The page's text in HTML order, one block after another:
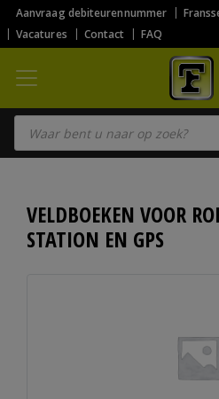
Aanvraag debiteurennummer
Vacatures
Contact FAQ
Producten zoeken
VELDBOEKEN VOOR
STATION EN GPS